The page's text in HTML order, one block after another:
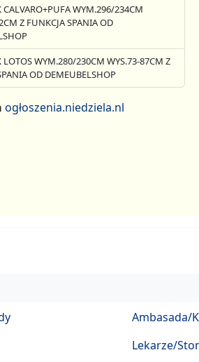
CALVARO+PUFA WYM.296/234CM
Z FUNKCJA SPANIA OD
LOTOS WYM.280/230CM WYS.73-87CM Z
OD DEMEUBELSHOP
ogłoszenia.niedziela.nl
Ambasada/
Lekarze/